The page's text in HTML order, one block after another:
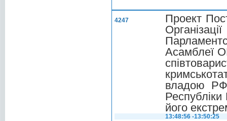
4247
Проект
Асамблеї
владою РФ
його
13:48:56 -13:50:25